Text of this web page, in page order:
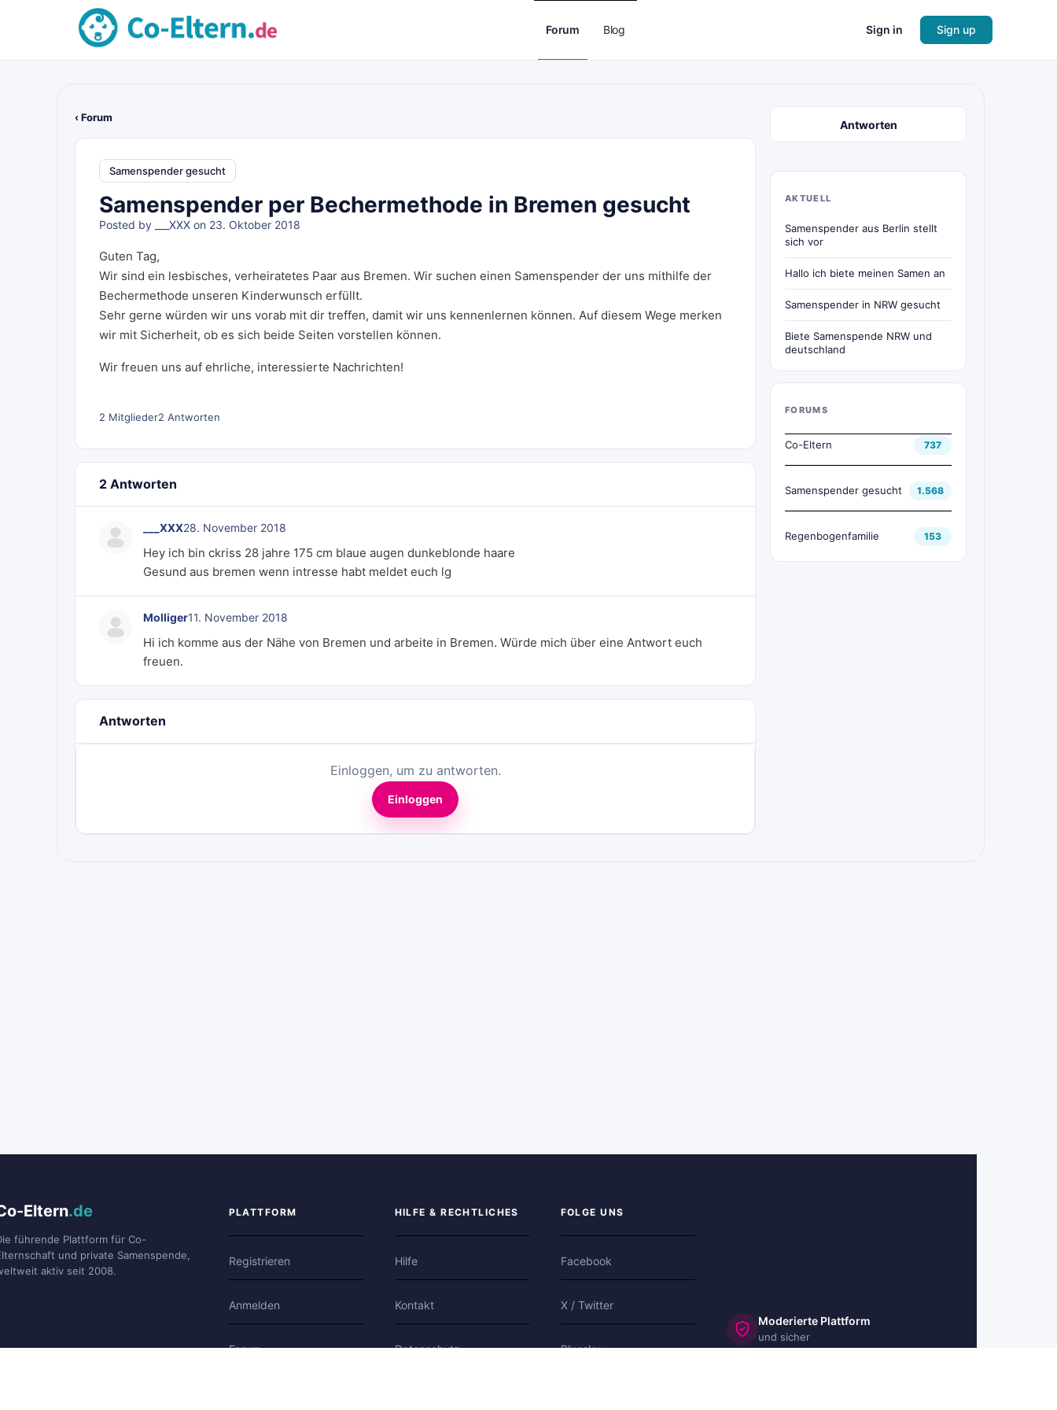
Forum Blog Sign in Sign up
‹ Forum
Samenspender gesucht
Samenspender per Bechermethode in Bremen gesucht
Posted by ___XXX on 23. Oktober 2018
Guten Tag,
Wir sind ein lesbisches, verheiratetes Paar aus Bremen. Wir suchen einen Samenspender der uns mithilfe der
Bechermethode unseren Kinderwunsch erfüllt.
Sehr gerne würden wir uns vorab mit dir treffen, damit wir uns kennenlernen können. Auf diesem Wege merken
wir mit Sicherheit, ob es sich beide Seiten vorstellen können.
Wir freuen uns auf ehrliche, interessierte Nachrichten!
2 Mitglieder2 Antworten
2 Antworten
___XXX28. November 2018
Hey ich bin ckriss 28 jahre 175 cm blaue augen dunkeblonde haare
Gesund aus bremen wenn intresse habt meldet euch lg
Molliger11. November 2018
Hi ich komme aus der Nähe von Bremen und arbeite in Bremen. Würde mich über eine Antwort euch
freuen.
Antworten
Einloggen, um zu antworten.
Einloggen
Antworten
AKTUELL
Samenspender aus Berlin stellt
sich vor
Hallo ich biete meinen Samen an
Samenspender in NRW gesucht
Biete Samenspende NRW und
deutschland
FORUMS
Co-Eltern 737
Samenspender gesucht 1.568
Regenbogenfamilie 153
Eltern.de
führende Plattform für Co-
und private Samenspende,
aktiv seit 2008.
PLATTFORM
Registrieren
Anmelden
Forum
HILFE & RECHTLICHES
Hilfe
Kontakt
Datenschutz
FOLGE UNS
Facebook
X / Twitter
Bluesky
Moderierte Plattform
und sicher